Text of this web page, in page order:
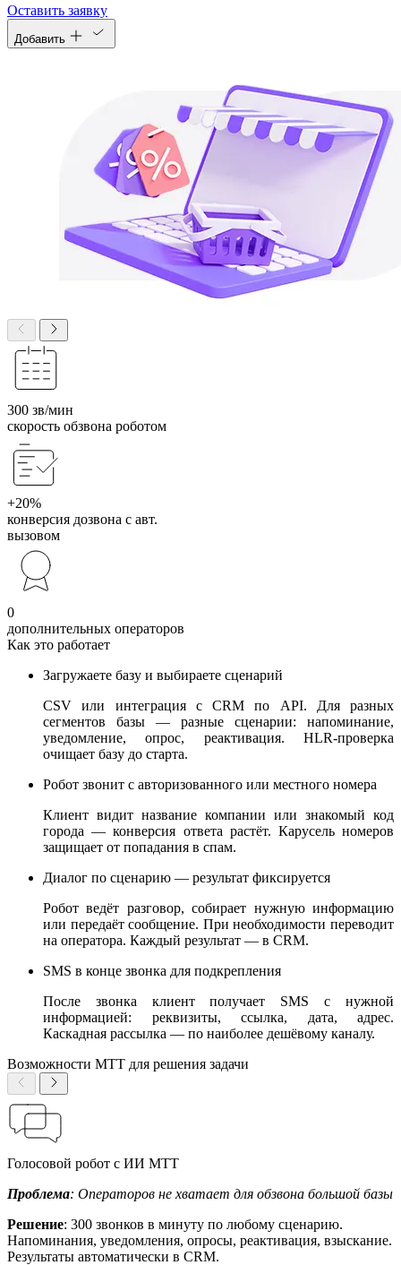
Оставить заявку
Добавить
300 зв/мин
скорость обзвона роботом
+20%
конверсия дозвона с авт.
вызовом
0
дополнительных операторов
Как это работает
Загружаете базу и выбираете сценарий
CSV или интеграция с CRM по API. Для разных
сегментов базы — разные сценарии: напоминание,
уведомление, опрос, реактивация. HLR-проверка
очищает базу до старта.
Робот звонит с авторизованного или местного номера
Клиент видит название компании или знакомый код
города — конверсия ответа растёт. Карусель номеров
защищает от попадания в спам.
Диалог по сценарию — результат фиксируется
Робот ведёт разговор, собирает нужную информацию
или передаёт сообщение. При необходимости переводит
на оператора. Каждый результат — в CRM.
SMS в конце звонка для подкрепления
После звонка клиент получает SMS с нужной
информацией: реквизиты, ссылка, дата, адрес.
Каскадная рассылка — по наиболее дешёвому каналу.
Возможности МТТ для решения задачи
Голосовой робот с ИИ МТТ
Проблема: Операторов не хватает для обзвона большой базы
Решение: 300 звонков в минуту по любому сценарию.
Напоминания, уведомления, опросы, реактивация, взыскание.
Результаты автоматически в CRM.